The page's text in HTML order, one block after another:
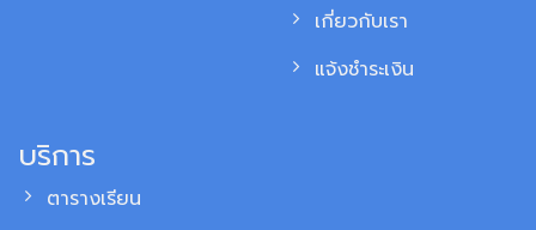
เกี่ยวกับเรา
แจ้งชำระเงิน
บริการ
ตารางเรียน